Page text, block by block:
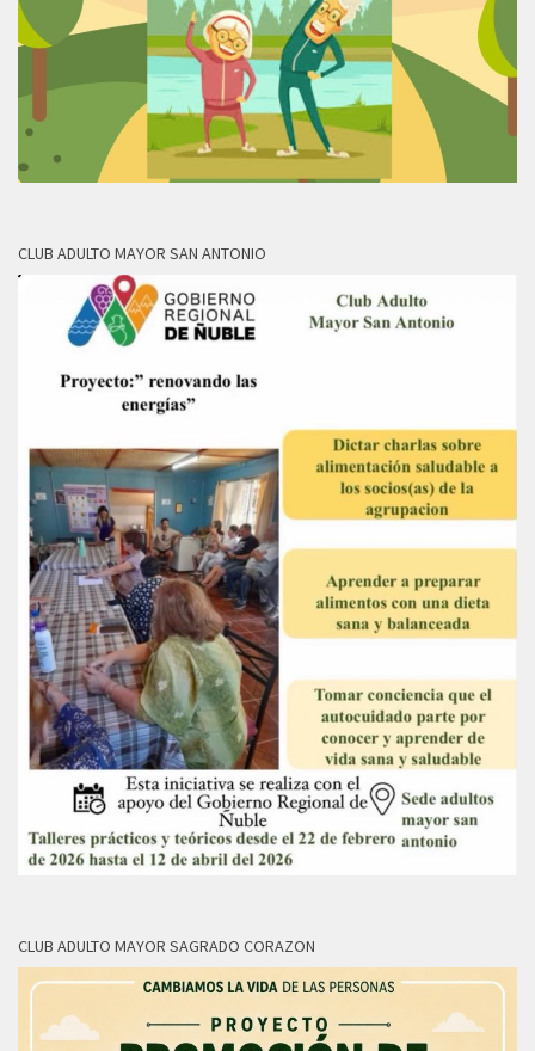
CLUB ADULTO MAYOR SAN ANTONIO
CLUB ADULTO MAYOR SAGRADO CORAZON